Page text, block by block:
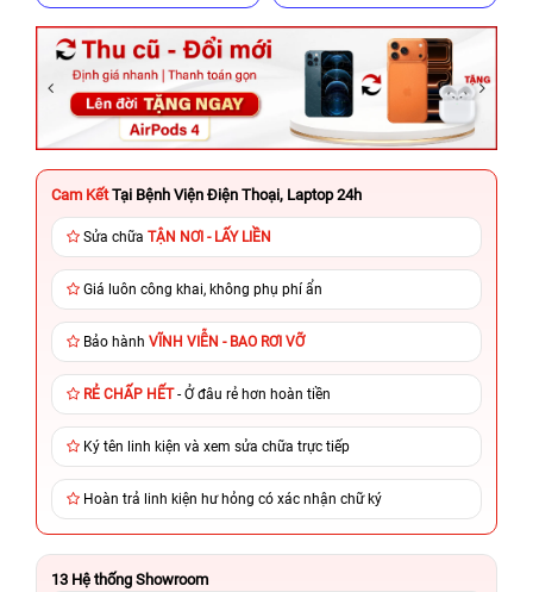
Cam Kết Tại Bệnh Viện Điện Thoại, Laptop 24h
Sửa chữa TẬN NƠI - LẤY LIỀN
Giá luôn công khai, không phụ phí ẩn
Bảo hành VĨNH VIỄN - BAO RƠI VỠ
RẺ CHẤP HẾT- Ở đâu rẻ hơn hoàn tiền
Ký tên linh kiện và xem sửa chữa trực tiếp
Hoàn trả linh kiện hư hỏng có xác nhận chữ ký
13 Hệ thống Showroom